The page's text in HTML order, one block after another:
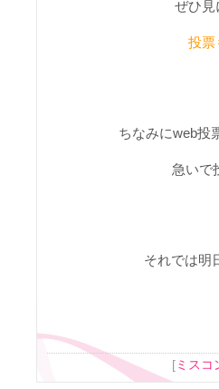
ぜひ見
投
ちなみにweb投
急いで
それでは明
[ ミスコ